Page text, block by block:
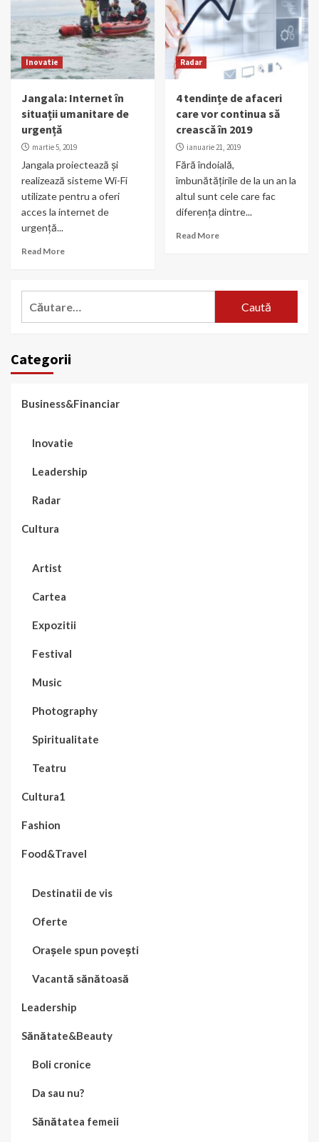
Inovatie
Jangala: Internet în
situații umanitare de
urgență
martie 5, 2019
Jangala proiectează și
realizează sisteme Wi-Fi
utilizate pentru a oferi
acces la internet de
urgență...
Read More
Radar
4 tendințe de afaceri
care vor continua să
crească în 2019
ianuarie 21, 2019
Fără îndoială,
îmbunătățirile de la un an la
altul sunt cele care fac
diferența dintre...
Read More
Categorii
Business&Financiar
Inovatie
Leadership
Radar
Cultura
Artist
Cartea
Expozitii
Festival
Music
Photography
Spiritualitate
Teatru
Cultura1
Fashion
Food&Travel
Destinatii de vis
Oferte
Orașele spun povești
Vacantă sănătoasă
Leadership
Sănătate&Beauty
Boli cronice
Da sau nu?
Sănătatea femeii